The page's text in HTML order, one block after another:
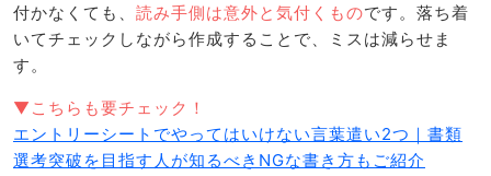
付かなくても、 読み手側は意外と気付くものです。落ち着
いてチェックしながら作成することで、ミスは減らせま
す。
▼こちらも要チェック！
エントリーシートでやってはいけない言葉遣い2つ｜書類
選考突破を目指す人が知るべきNGな書き方もご紹介